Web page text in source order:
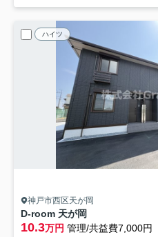
ハイツ
神戸市西区天が岡
D-room 天が岡
10.3万円 管理/共益費7,000円